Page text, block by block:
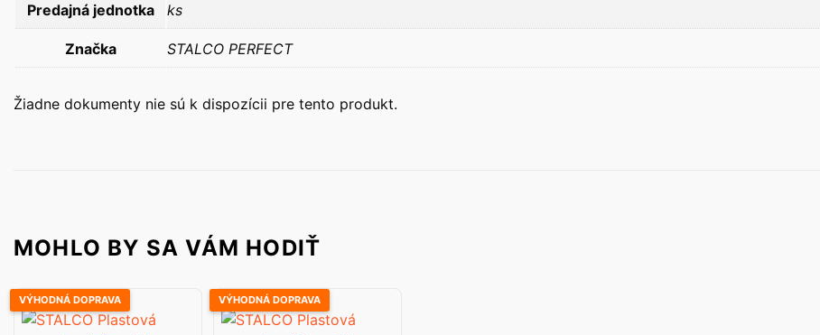
Predajná jednotka ks
Značka STALCO PERFECT
Žiadne dokumenty nie sú k dispozícii pre tento produkt.
MOHLO BY SA VÁM HODIŤ
VÝHODNÁ DOPRAVA VÝHODNÁ DOPRAVA